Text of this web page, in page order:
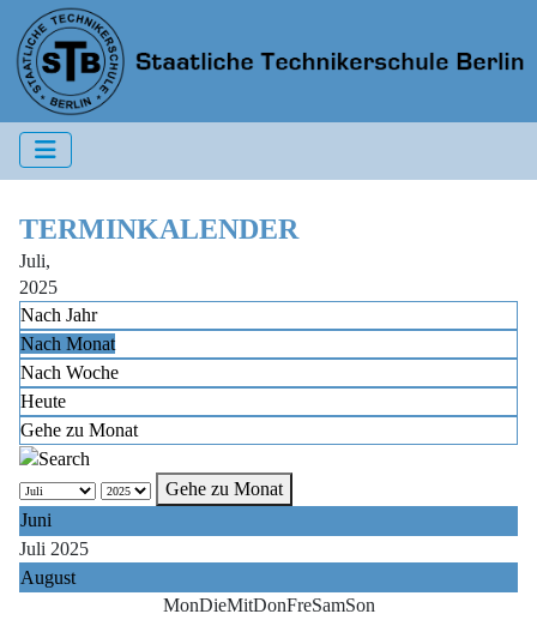
TERMINKALENDER
Juli,
2025
Nach Jahr
Nach Monat
Nach Woche
Heute
Gehe zu Monat
Gehe zu Monat
Juni
Juli 2025
August
MonDieMitDonFreSamSon